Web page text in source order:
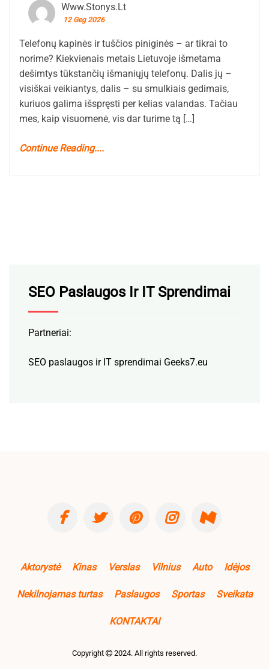
Www.stonys.lt
12 Geg 2026
Telefonų kapinės ir tuščios piniginės – ar tikrai to
norime? Kiekvienais metais Lietuvoje išmetama
dešimtys tūkstančių išmaniųjų telefonų. Dalis jų –
visiškai veikiantys, dalis – su smulkiais gedimais,
kuriuos galima išspręsti per kelias valandas. Tačiau
mes, kaip visuomenė, vis dar turime tą […]
Continue Reading....
SEO Paslaugos Ir IT Sprendimai
Partneriai:
SEO paslaugos ir IT sprendimai Geeks7.eu
Aktorystė Kinas Verslas Vilnius Auto Idėjos
Nekilnojamas turtas Paslaugos Sportas Sveikata
KONTAKTAI
Copyright 2024. All rights reserved.